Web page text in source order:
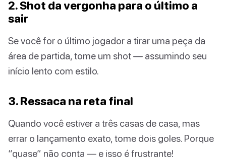
2. Shot da vergonha para o último a
sair
Se você for o último jogador a tirar uma peça da
área de partida, tome um shot — assumindo seu
início lento com estilo.
3. Ressaca na reta final
Quando você estiver a três casas de casa, mas
errar o lançamento exato, tome dois goles. Porque
“quase” não conta — e isso é frustrante!